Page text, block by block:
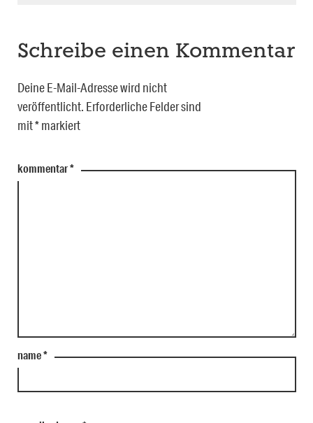
Schreibe einen Kommentar
Deine E-Mail-Adresse wird nicht
veröffentlicht. Erforderliche Felder sind
mit*markiert
kommentar*
name*